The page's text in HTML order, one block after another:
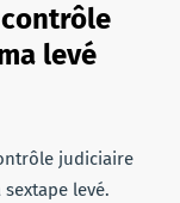
levé
judiciaire
levé.